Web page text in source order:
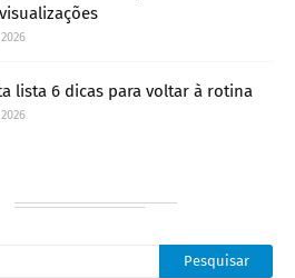
lista 6 dicas para voltar à rotina